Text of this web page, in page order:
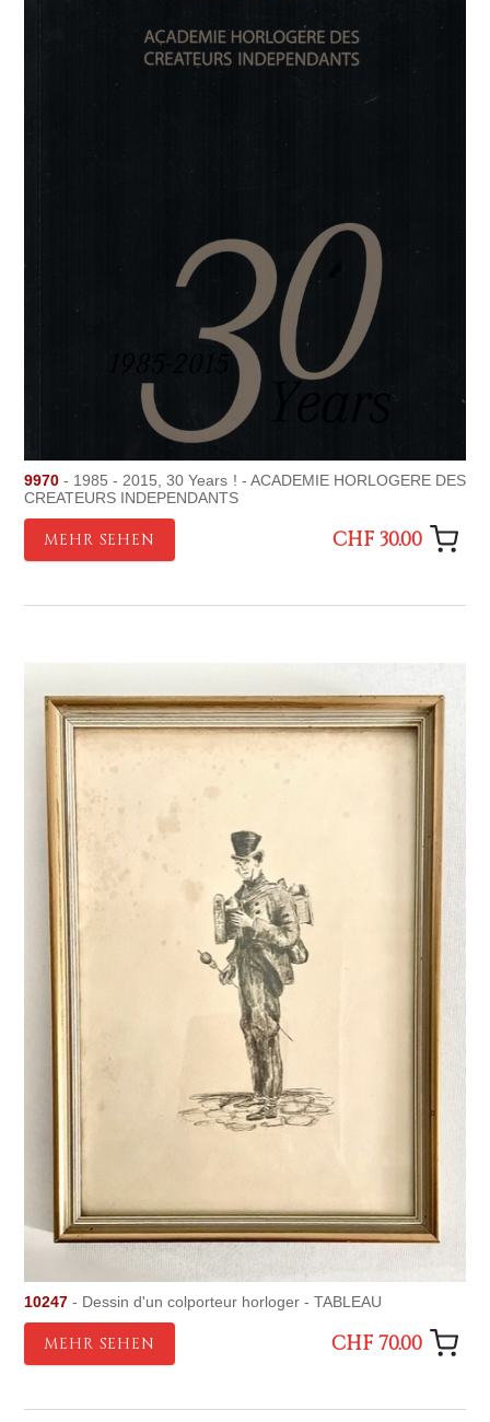
9970 - 1985 - 2015, 30 Years ! - ACADEMIE HORLOGERE DES
CREATEURS INDEPENDANTS
MEHR SEHEN CHF 30.00
10247 - Dessin d'un colporteur horloger - TABLEAU
MEHR SEHEN CHF 70.00